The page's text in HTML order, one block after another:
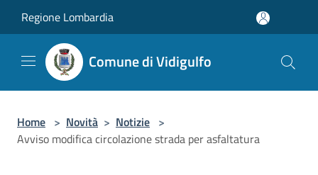
Regione Lombardia
Comune di Vidigulfo
Home > Novità > Notizie >
Avviso modifica circolazione strada per asfaltatura